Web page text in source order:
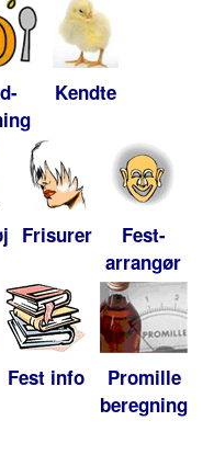
Kendte
Frisurer
Fest-
arrangør
Fest info
Promille
beregning